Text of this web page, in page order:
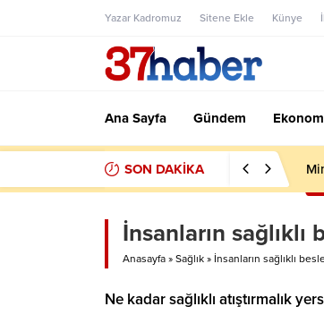
Yazar Kadromuz Sitene Ekle Künye
Ana Sayfa Gündem
SON DAKİKA
İnsanların sağlıklı
Anasayfa » Sağlık » İnsanların sağlıklı
Ne kadar sağlıklı atıştırmalık